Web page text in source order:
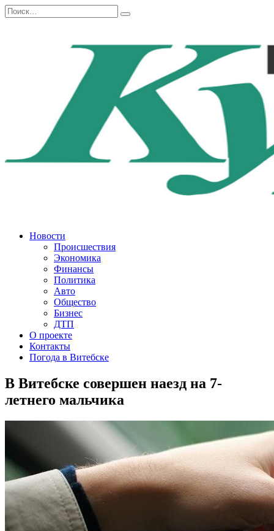
Перейти
к
Search
for:
Новости
Происшествия
Экономика
Финансы
Политика
Авто
Общество
Бизнес
ДТП
О проекте
Контакты
Погода в Витебске
В Витебске совершен наезд на 7-
летнего мальчика